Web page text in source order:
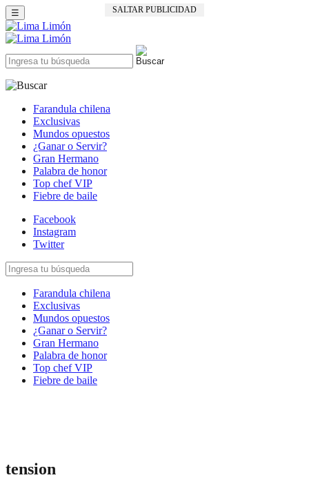
SALTAR PUBLICIDAD
☰
Farandula chilena
Exclusivas
Mundos opuestos
¿Ganar o Servir?
Gran Hermano
Palabra de honor
Top chef VIP
Fiebre de baile
Facebook
Instagram
Twitter
Farandula chilena
Exclusivas
Mundos opuestos
¿Ganar o Servir?
Gran Hermano
Palabra de honor
Top chef VIP
Fiebre de baile
tension